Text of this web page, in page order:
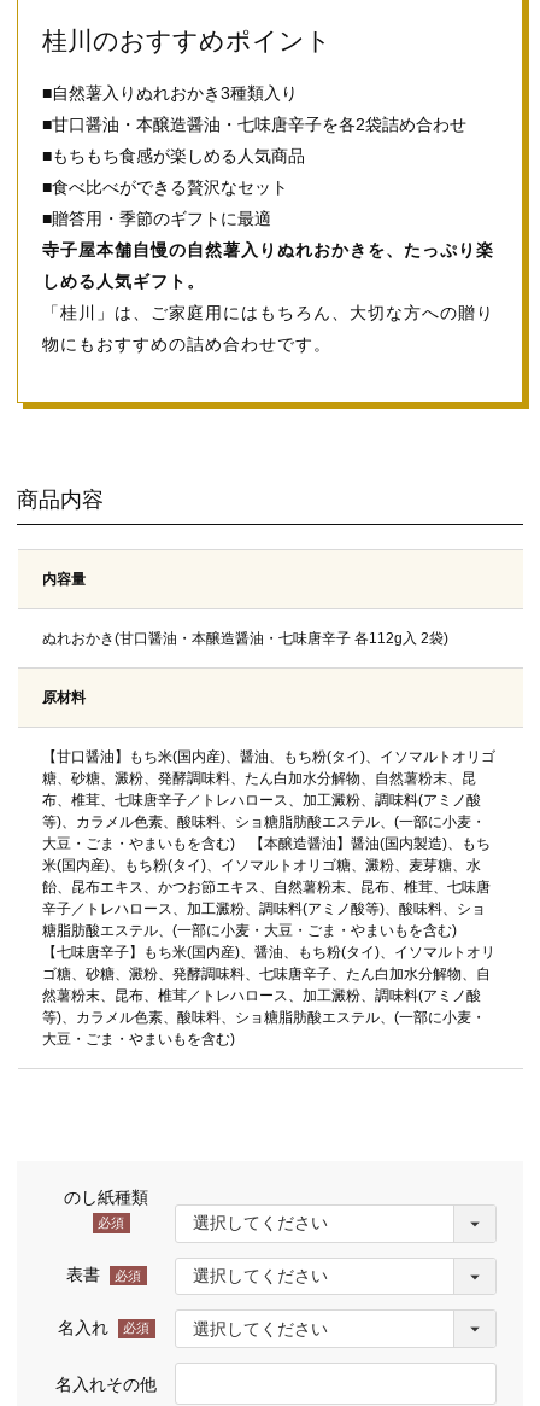
桂川のおすすめポイント
■自然薯入りぬれおかき3種類入り
■甘口醤油・本醸造醤油・七味唐辛子を各2袋詰め合わせ
■もちもち食感が楽しめる人気商品
■食べ比べができる贅沢なセット
■贈答用・季節のギフトに最適
寺子屋本舗自慢の自然薯入りぬれおかきを、たっぷり楽
しめる人気ギフト。
「桂川」は、ご家庭用にはもちろん、大切な方への贈り
物にもおすすめの詰め合わせです。
商品内容
内容量
ぬれおかき(甘口醤油・本醸造醤油・七味唐辛子 各112g入 2袋)
原材料
【甘口醤油】もち米(国内産)、醤油、もち粉(タイ)、イソマルトオリゴ
糖、砂糖、澱粉、発酵調味料、たん白加水分解物、自然薯粉末、昆
布、椎茸、七味唐辛子／トレハロース、加工澱粉、調味料(アミノ酸
等)、カラメル色素、酸味料、ショ糖脂肪酸エステル、(一部に小麦・
大豆・ごま・やまいもを含む) 【本醸造醤油】醤油(国内製造)、もち
米(国内産)、もち粉(タイ)、イソマルトオリゴ糖、澱粉、麦芽糖、水
飴、昆布エキス、かつお節エキス、自然薯粉末、昆布、椎茸、七味唐
辛子／トレハロース、加工澱粉、調味料(アミノ酸等)、酸味料、ショ
糖脂肪酸エステル、(一部に小麦・大豆・ごま・やまいもを含む)
【七味唐辛子】もち米(国内産)、醤油、もち粉(タイ)、イソマルトオリ
ゴ糖、砂糖、澱粉、発酵調味料、七味唐辛子、たん白加水分解物、自
然薯粉末、昆布、椎茸／トレハロース、加工澱粉、調味料(アミノ酸
等)、カラメル色素、酸味料、ショ糖脂肪酸エステル、(一部に小麦・
大豆・ごま・やまいもを含む)
のし紙種類
須)
表書
須)
名入れ
須)
名入れその他